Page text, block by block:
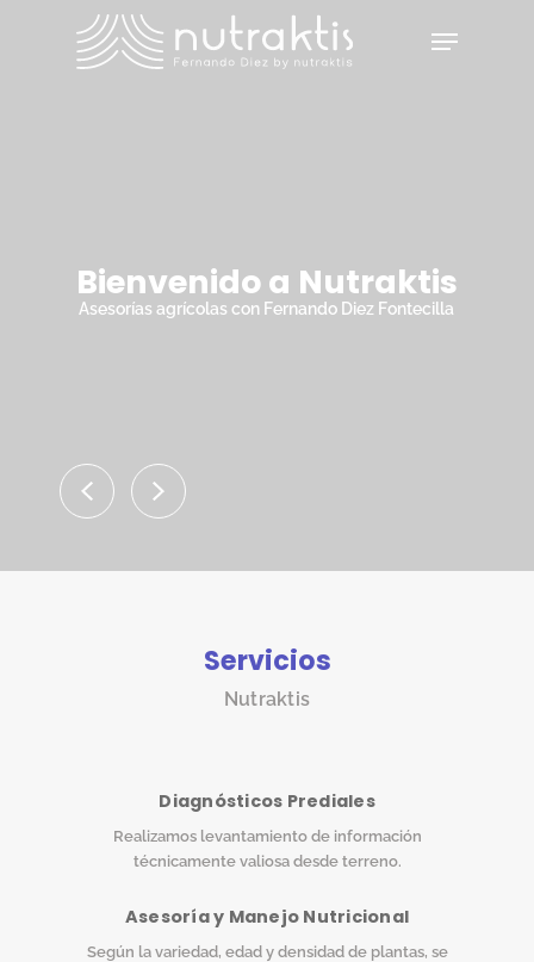
Menu
Bienvenido a Nutraktis
Asesorías agrícolas con Fernando Diez Fontecilla
Servicios
Nutraktis
Diagnósticos Prediales
Realizamos levantamiento de información
técnicamente valiosa desde terreno.
Asesoría y Manejo Nutricional
Según la variedad, edad y densidad de plantas, se